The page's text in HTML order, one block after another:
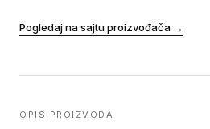
Pogledaj na sajtu proizvođača →
OPIS PROIZVODA